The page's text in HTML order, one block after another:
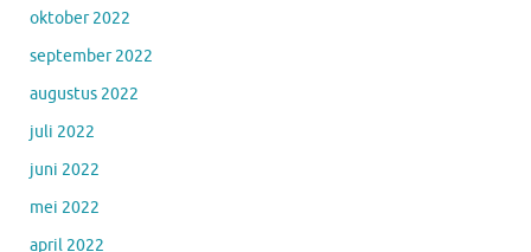
oktober 2022
september 2022
augustus 2022
juli 2022
juni 2022
mei 2022
april 2022